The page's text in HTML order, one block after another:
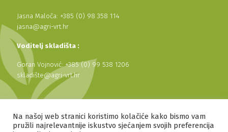
Jasna Maloča: +385 (0) 98 358 114
jasna@agri-vrt.hr
Voditelj skladišta :
Goran Vojnović: +385 (0) 99 538 1206
skladište@agri-vrt.hr
2026 © Agri Vrt d.o.o. Sva prava pridržana.
Na našoj web stranici koristimo kolačiće kako bismo vam
pružili najrelevantnije iskustvo sjećanjem svojih preferencija